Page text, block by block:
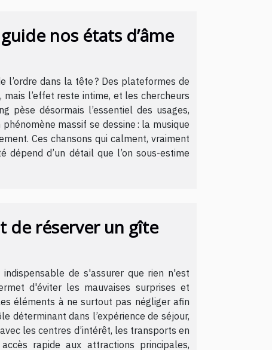
nos états d’âme
l’ordre dans la tête ? Des plateformes de
mais l’effet reste intime, et les chercheurs
pèse désormais l’essentiel des usages,
massif se dessine : la musique
Ces chansons qui calment, vraiment
dépend d’un détail que l’on sous-estime
de réserver un gîte
de s'assurer que rien n'est
d'éviter les mauvaises surprises et
éléments à ne surtout pas négliger afin
déterminant dans l’expérience de séjour,
les centres d’intérêt, les transports en
rapide aux attractions principales,